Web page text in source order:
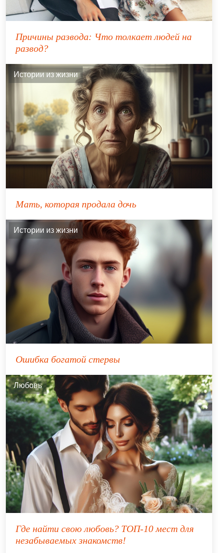
Причины развода: Что толкает людей на
развод?
Истории из жизни
Мать, которая продала дочь
Истории из жизни
Ошибка богатой стервы
Любовь
Где найти свою любовь? ТОП-10 мест для
незабываемых знакомств!